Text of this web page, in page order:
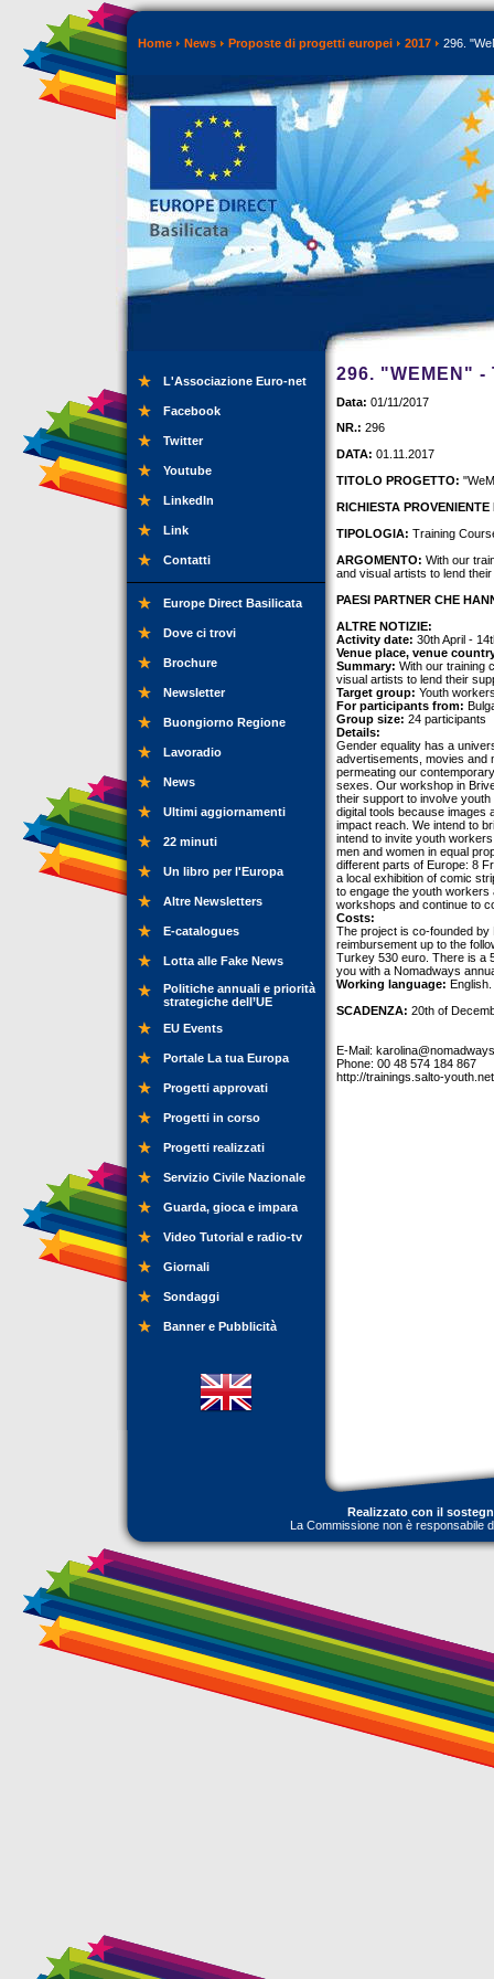
Home News Proposte di progetti europei 2017 296.
L'Associazione Euro-net
Facebook
Twitter
Youtube
LinkedIn
Link
Contatti
Europe Direct Basilicata
Dove ci trovi
Brochure
Newsletter
Buongiorno Regione
Lavoradio
News
Ultimi aggiornamenti
22 minuti
Un libro per l'Europa
Altre Newsletters
E-catalogues
Lotta alle Fake News
Politiche annuali e priorità
strategiche dell’UE
EU Events
Portale La tua Europa
Progetti approvati
Progetti in corso
Progetti realizzati
Servizio Civile Nazionale
Guarda, gioca e impara
Video Tutorial e radio-tv
Giornali
Sondaggi
Banner e Pubblicità
296. "WEMEN" -
Data: 01/11/2017
NR.: 296
DATA: 01.11.2017
TITOLO PROGETTO:
RICHIESTA PROVENIENTE
TIPOLOGIA: Training
ARGOMENTO: With our
and visual artists to lend
PAESI PARTNER CHE
ALTRE NOTIZIE:
Activity date: 30th April -
Venue place, venue
Summary: With our training
visual artists to lend their
Target group: Youth
For participants from:
Group size: 24 participants
Details:
Gender equality has a
advertisements, movies and
permeating our
sexes. Our workshop in
their support to involve
digital tools because images
impact reach. We intend to
intend to invite youth
men and women in equal
different parts of Europe: 8
a local exhibition of comic
to engage the youth
workshops and continue to
Costs:
The project is co-founded
reimbursement up to the
Turkey 530 euro. There is a
you with a Nomadways
Working language: English.
SCADENZA: 20th of
E-Mail:
Phone: 00 48 574 184 867
http://trainings.salto-
Realizzato con il
La Commissione non è responsabile